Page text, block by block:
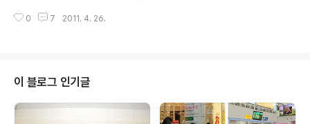
드 막아주는 사이트케어 '사이트케어'는 그 전에 나온 PC
구소에는 유독 많은 것 같다. 아무에게나 쉽게 말할 수 없는
기를 조심스럽게 담아본다. -“목소리 크고(?), 밥을 빨리 먹
는 사람이 일도 잘한다.” 11시 40분경, 점심식사를 하러 엘
리베이터로 가고 있으면 어김없이 엘리베이터에서 올라오
는 서비스운용팀을 마주칠 수 있다. 식사하셨냐고 물으니
0 7 2011. 4. 26.
이 블로그 인기글